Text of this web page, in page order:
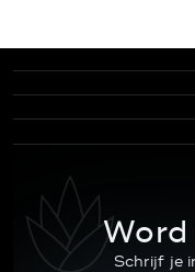
Schrijf je